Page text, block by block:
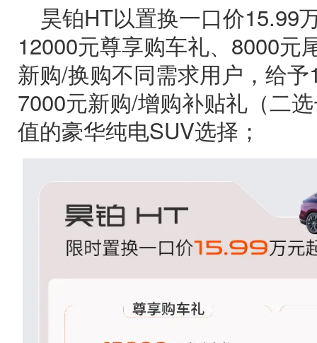
昊铂HT以置换一口价15.99
12000元尊享购车礼、8000元
新购/换购不同需求用户，给
7000元新购/增购补贴礼（二
值的豪华纯电SUV选择；